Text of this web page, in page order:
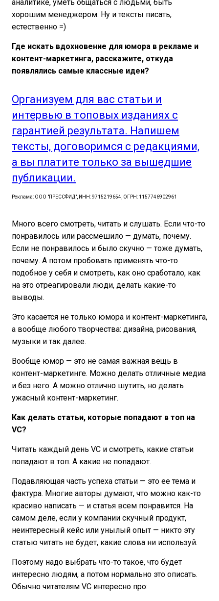
аналитике, уметь общаться с людьми, быть
хорошим менеджером. Ну и тексты писать,
естественно =)
Где искать вдохновение для юмора в рекламе и
контент-маркетинга, расскажите, откуда
появлялись самые классные идеи?
Организуем для вас статьи и
интервью в топовых изданиях с
гарантией результата. Напишем
тексты, договоримся с редакциями,
а вы платите только за вышедшие
публикации.
Реклама: ООО "ПРЕССФИД", ИНН: 9715219654, ОГРН: 1157746902961
Много всего смотреть, читать и слушать. Если что-то
понравилось или рассмешило — думать, почему.
Если не понравилось и было скучно — тоже думать,
почему. А потом пробовать применять что-то
подобное у себя и смотреть, как оно сработало, как
на это отреагировали люди, делать какие-то
выводы.
Это касается не только юмора и контент-маркетинга,
а вообще любого творчества: дизайна, рисования,
музыки и так далее.
Вообще юмор — это не самая важная вещь в
контент-маркетинге. Можно делать отличные медиа
и без него. А можно отлично шутить, но делать
ужасный контент-маркетинг.
Как делать статьи, которые попадают в топ на
VC?
Читать каждый день VC и смотреть, какие статьи
попадают в топ. А какие не попадают.
Подавляющая часть успеха статьи — это ее тема и
фактура. Многие авторы думают, что можно как-то
красиво написать — и статья всем понравится. На
самом деле, если у компании скучный продукт,
неинтересный кейс или унылый опыт — никто эту
статью читать не будет, какие слова ни используй.
Поэтому надо выбрать что-то такое, что будет
интересно людям, а потом нормально это описать.
Обычно читателям VC интересно про: